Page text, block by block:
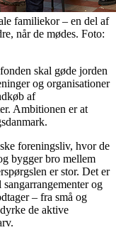
familiekor – en del af
når de mødes. Foto:
skal gøde jorden
og organisationer
af
Ambitionen er at
foreningsliv, hvor de
bygger bro mellem
er stor. Det er
og
– fra små og
de aktive